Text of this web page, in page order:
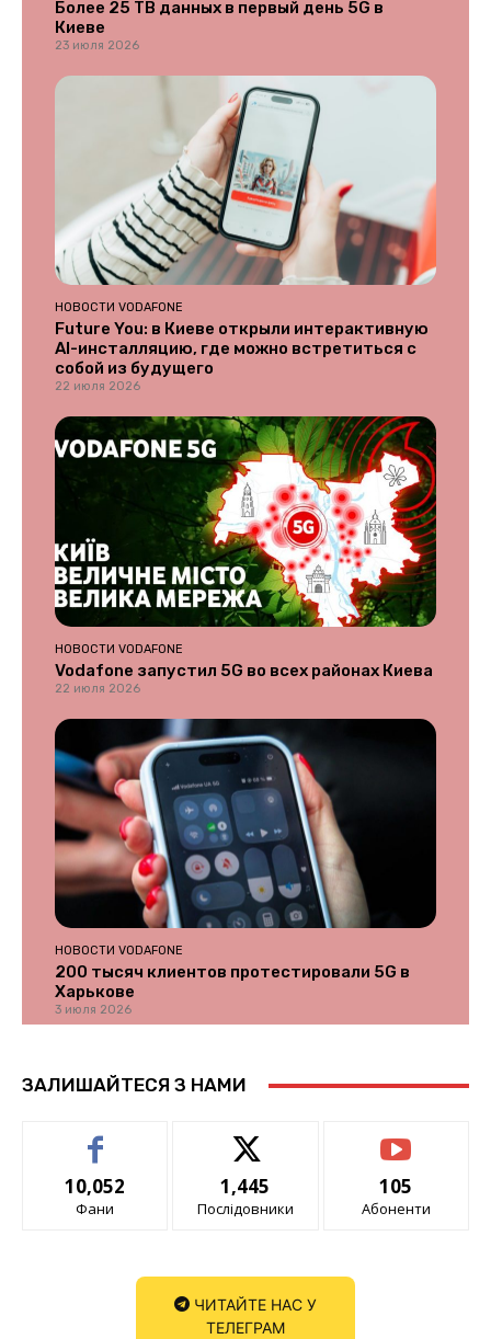
Более 25 ТВ данных в первый день 5G в
Киеве
23 июля 2026
НОВОСТИ VODAFONE
Future You: в Киеве открыли интерактивную
AI-инсталляцию, где можно встретиться с
собой из будущего
22 июля 2026
НОВОСТИ VODAFONE
Vodafone запустил 5G во всех районах Киева
22 июля 2026
НОВОСТИ VODAFONE
200 тысяч клиентов протестировали 5G в
Харькове
3 июля 2026
ЗАЛИШАЙТЕСЯ З НАМИ
10,052
Фани
1,445
Послідовники
105
Абоненти
ЧИТАЙТЕ НАС У
ТЕЛЕГРАМ